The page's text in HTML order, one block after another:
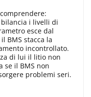
i livelli di
esce dal
BMS stacca la
incontrollato.
di lui il litio non
se il BMS non
problemi seri.